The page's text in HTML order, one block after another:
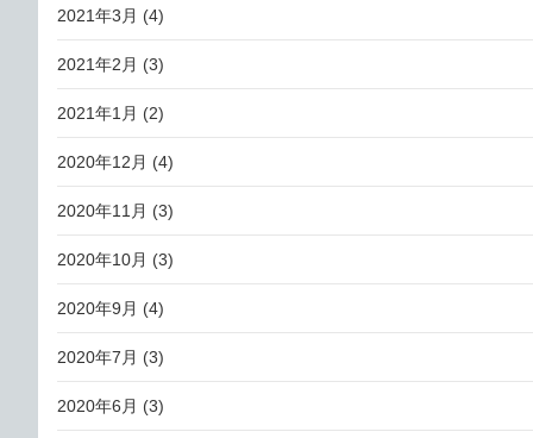
2021年3月 (4)
2021年2月 (3)
2021年1月 (2)
2020年12月 (4)
2020年11月 (3)
2020年10月 (3)
2020年9月 (4)
2020年7月 (3)
2020年6月 (3)